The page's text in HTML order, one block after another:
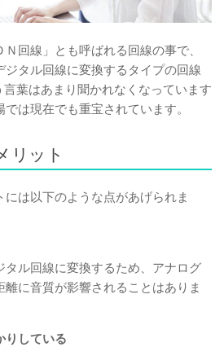
回線」とも呼ばれる回線の事で、
ジタル回線に変換するタイプの回線
言葉はあまり聞かれなくなっています
は現在でも重宝されています。
リット
は以下のような点があげられま
タル回線に変換するため、アナログ
に音質が影響されることはありま
りしている